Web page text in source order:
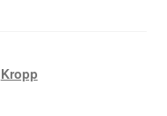
Kropp